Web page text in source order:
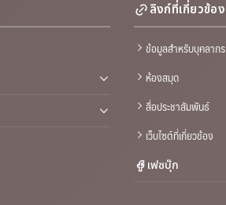
ลิงก์ที่เกี่ยวข้อง
ข้อมูลสำหรับบุคลากร
ห้องสมุด
สื่อประชาสัมพันธ์
เว็บไซต์ที่เกี่ยวข้อง
เฟซบุ๊ก